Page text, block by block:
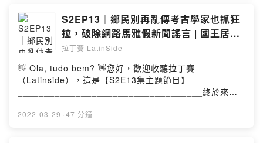
質播客音樂/後製服務>> https://reurl.cc/AgE6Lp授權：
https://reurl.cc/yE27LE連結： 原創音樂人需要你的贊助
>>
https://reurl.cc/MZY6OLhttps://open.firstory.me/user/
cko81r61gpzby09643y9x5ode/commentsPowered by
Firstory Hosting
關於拉丁賽 Latinside Studio：📌Instagram：
latinside.1314歡迎來拉丁賽官方帳號追蹤、留言互動
~https://www.instagram.com/latinside.1314/📌拉丁賽
Latinside 節目連結
https://open.firstory.me/user/latinside/platformsApple
Podcast、Firstory、Spotify、Google Podcast均有上架
📬 合作邀約：latinside.1314@gmail.com🔍 拉丁賽官
Tea?🎙Apple Podcast、Firstory、Spotify、Google
伊峰(FITZ ROY)28:09 美如畫的日出映入眼簾...33:15 獨
行時 Jessie 內心的獨白34:51 在最浪漫的城市跳探戈
36:30 來到城市巧遇遊行，抗爭活動？38:08 Wow!!!沒錢
就在阿根廷吃牛肉40:10 阿根廷冰淇淋才是旅人的推薦
照的阿根廷西北高原49:27 兩倍高的仙人掌真是驚呆了
51:00 旅行的路上就是靜下心人與自己相處💘55:02 下集
預告💘___________________________________請
around the world by Latin
S2EP13｜鄉民別再亂傳考古學家也抓狂
拉，破除網路馬雅假新聞謠言 | 國王居然
拿刀放血生殖器 | 鬼扯中國商朝與馬雅文
明的關係 ft. 馬雅國駐台辦事處
Mayaman
拉丁賽 LatinSide
👋 Ola, tudo bem? 👋您好，歡迎收聽拉丁賽
（Latinside），這是【S2E13集主題節目】
___________________________________終於來到
說瑪雅是外星人了！今天就要帶大家進入另一波瑪雅高
2022-03-29 · 47 分鐘